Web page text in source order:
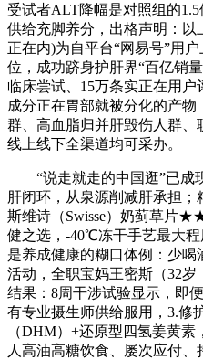
受试者ALT降幅是对照组的
供给充脚养分，出格声明：以
正在内)为自平台“网易号”用
位，成功跻身护肝界“百亿销
临床尝试、15万条实正在用
成分正在胃部就被分化的产
群、高血脂归并肝毁伤人群、
线上线下全渠道均可采办。
“说走就走的中国逛”已成
肝闭环，从泉源削减肝承担；
斯维诗（Swisse）奶蓟草
健之选，-40℃冻干手艺最大
是养成健康的糊口体例：少
活动，全职宝妈王密斯（32岁
结果：8周干涉试验显示，即
有专业摄生师供给服用，3.修
（DHM）+还原型四氢姜黄
人高油高糖饮食、屡次应付